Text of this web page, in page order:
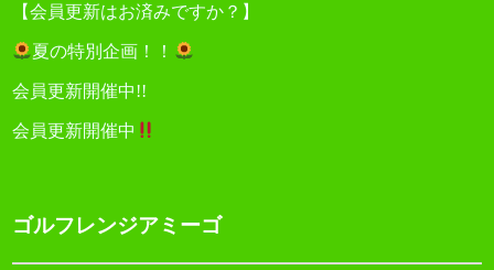
【会員更新はお済みですか？】
夏の特別企画！！
会員更新開催中!!
会員更新開催中
ゴルフレンジアミーゴ